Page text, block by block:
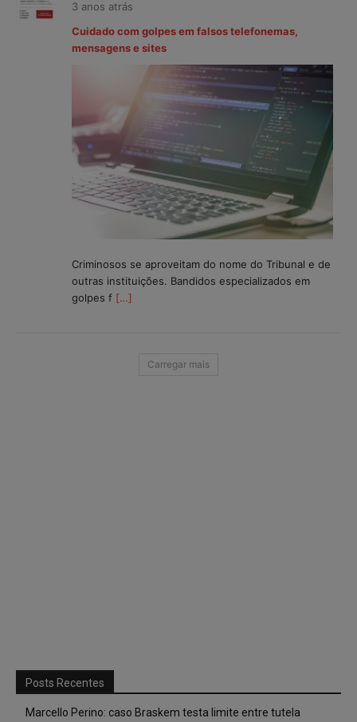
3 anos atrás
Cuidado com golpes em falsos telefonemas,
mensagens e sites
Criminosos se aproveitam do nome do Tribunal e de
outras instituições. Bandidos especializados em
golpes f […]
Carregar mais
Posts Recentes
Marcello Perino: caso Braskem testa limite entre tutela